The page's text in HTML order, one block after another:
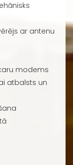
ar antenu
modems
atbalsts un